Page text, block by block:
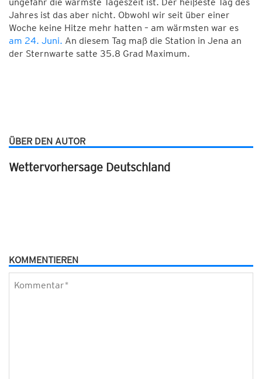
Jahres ist das aber nicht. Obwohl wir seit über einer
Woche keine Hitze mehr hatten – am wärmsten war es
am 24. Juni. An diesem Tag maß die Station in Jena an
der Sternwarte satte 35.8 Grad Maximum.
ÜBER DEN AUTOR
Wettervorhersage Deutschland
KOMMENTIEREN